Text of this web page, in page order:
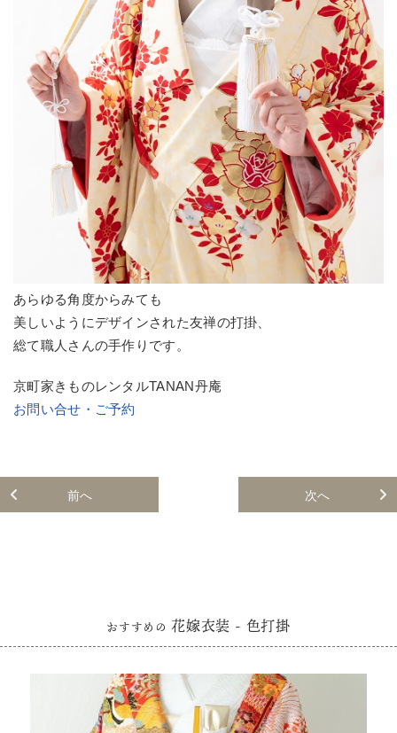
あらゆる角度からみても
美しいようにデザインされた友禅の打掛、
総て職人さんの手作りです。
京町家きものレンタルTANAN丹庵
お問い合せ・ご予約
前へ 次へ
おすすめの 花嫁衣装 - 色打掛